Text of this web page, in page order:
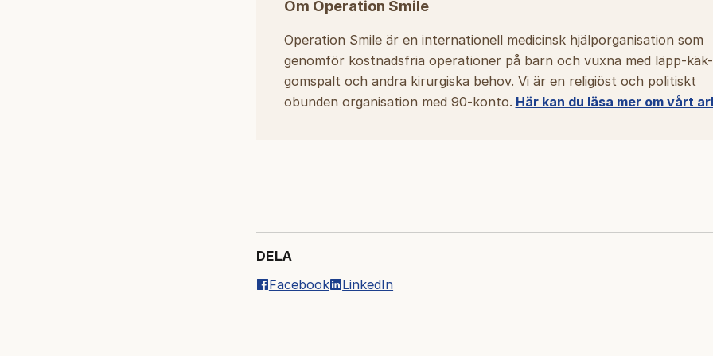
Om Operation Smile
Operation Smile är en internationell medicinsk hjälporganisation som
genomför kostnadsfria operationer på barn och vuxna med läpp-käk-
gomspalt och andra kirurgiska behov. Vi är en religiöst och politiskt
obunden organisation med 90-konto. Här kan du läsa mer om vårt
DELA
Facebook
LinkedIn